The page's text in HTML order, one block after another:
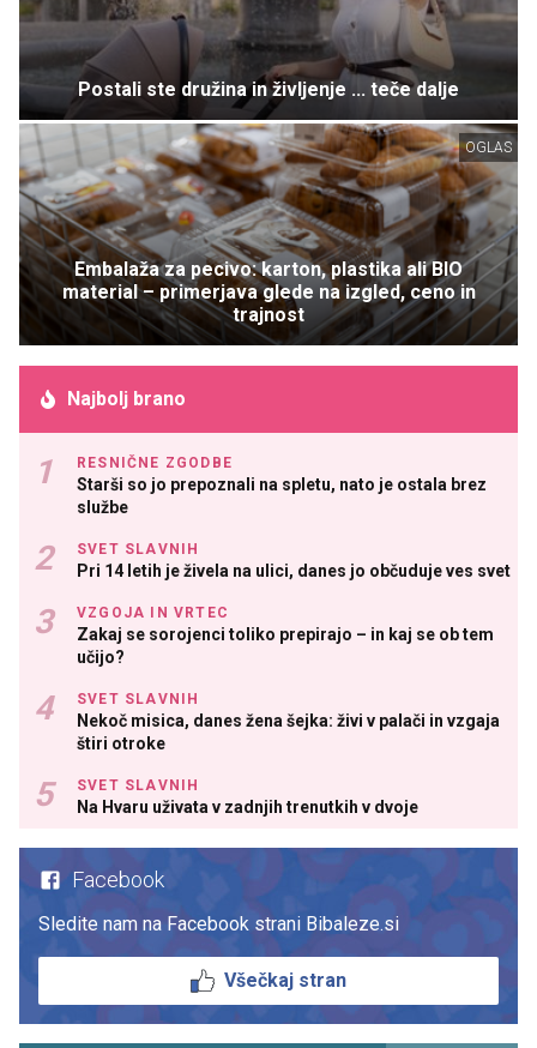
Postali ste družina in življenje ... teče dalje
OGLAS
Embalaža za pecivo: karton, plastika ali BIO
material – primerjava glede na izgled, ceno in
trajnost
Najbolj brano
RESNIČNE ZGODBE
Starši so jo prepoznali na spletu, nato je ostala brez
službe
SVET SLAVNIH
Pri 14 letih je živela na ulici, danes jo občuduje ves svet
VZGOJA IN VRTEC
Zakaj se sorojenci toliko prepirajo – in kaj se ob tem
učijo?
SVET SLAVNIH
Nekoč misica, danes žena šejka: živi v palači in vzgaja
štiri otroke
SVET SLAVNIH
Na Hvaru uživata v zadnjih trenutkih v dvoje
Facebook
Sledite nam na Facebook strani Bibaleze.si
Všečkaj stran